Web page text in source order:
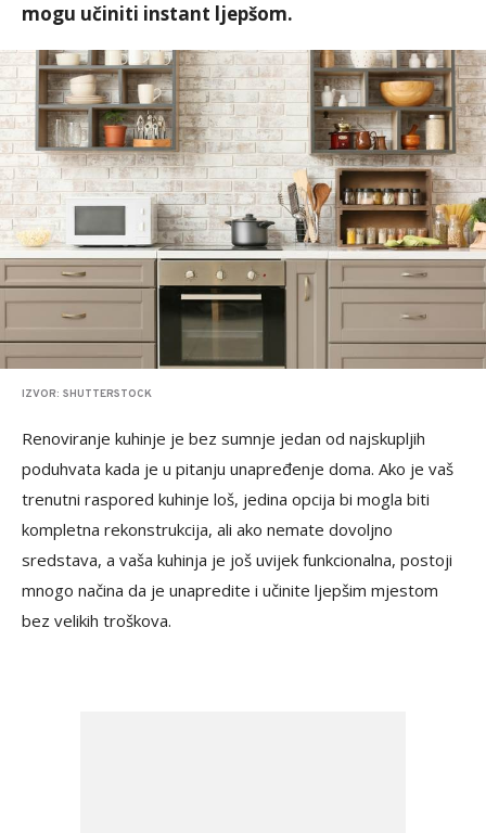
mogu učiniti instant ljepšom.
IZVOR: SHUTTERSTOCK
Renoviranje kuhinje je bez sumnje jedan od najskupljih
poduhvata kada je u pitanju unapređenje doma. Ako je vaš
trenutni raspored kuhinje loš, jedina opcija bi mogla biti
kompletna rekonstrukcija, ali ako nemate dovoljno
sredstava, a vaša kuhinja je još uvijek funkcionalna, postoji
mnogo načina da je unapredite i učinite ljepšim mjestom
bez velikih troškova.